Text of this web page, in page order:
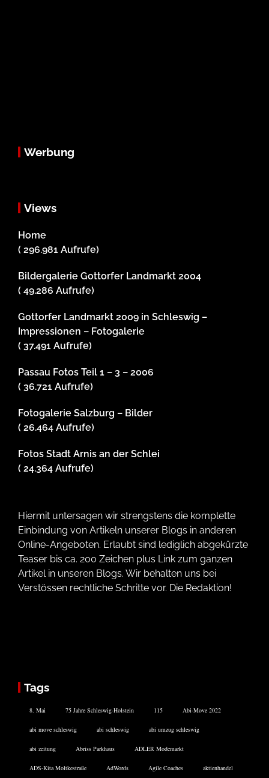
Werbung
Views
Home
( 296.981 Aufrufe)
Bildergalerie Gottorfer Landmarkt 2004
( 49.286 Aufrufe)
Gottorfer Landmarkt 2009 in Schleswig –
Impressionen – Fotogalerie
( 37.491 Aufrufe)
Passau Fotos Teil 1 – 3 – 2006
( 36.721 Aufrufe)
Fotogalerie Salzburg – Bilder
( 26.464 Aufrufe)
Fotos Stadt Arnis an der Schlei
( 24.364 Aufrufe)
Hiermit untersagen wir strengstens die komplette
Einbindung von Artikeln unserer Blogs in anderen
Online-Angeboten. Erlaubt sind lediglich abgekürzte
Teaser bis ca. 200 Zeichen plus Link zum ganzen
Artikel in unseren Blogs. Wir behalten uns bei
Verstössen rechtliche Schritte vor. Die Redaktion!
Tags
8. Mai 75 Jahre Schleswig-Holstein 115 Abi-Move 2022
abi move schleswig abi schleswig abi umzug schleswig
abi zeitung Abriss Parkhaus ADLER Modemarkt
ADS-Kita Moltkestraße AdWords Agile Coaches aktienhandel